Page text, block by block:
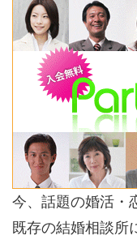
今、話題の婚活・
既存の結婚相談所